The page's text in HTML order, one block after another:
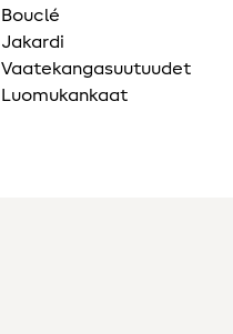
Bouclé
Jakardi
Vaatekangasuutuudet
Luomukankaat